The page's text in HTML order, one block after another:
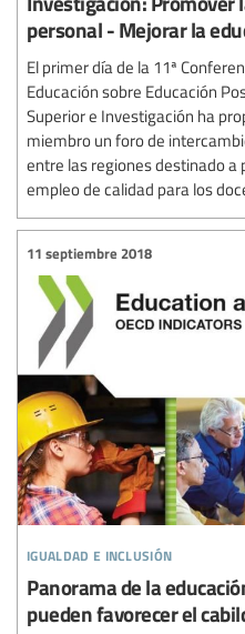
personal - Mejorar la
El primer día de la 11ª
Educación sobre Educación
Superior e Investigación ha
miembro un foro de
entre las regiones destinado a
empleo de calidad para los
igualdad e inclusión
11 septiembre 2018
Panorama de la
pueden favorecer el